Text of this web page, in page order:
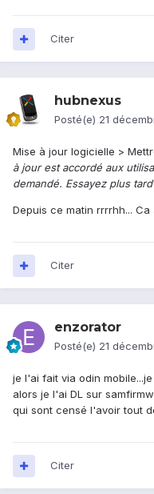
Citer
hubnexus
Posté(e) 21
Mise à jour logicielle >
à jour est accordé aux
demandé. Essayez plus tard
Depuis ce matin rrrrhh...
Citer
enzorator
Posté(e) 21
je l'ai fait via odin
alors je l'ai DL sur
qui sont censé l'avoir tout
Citer